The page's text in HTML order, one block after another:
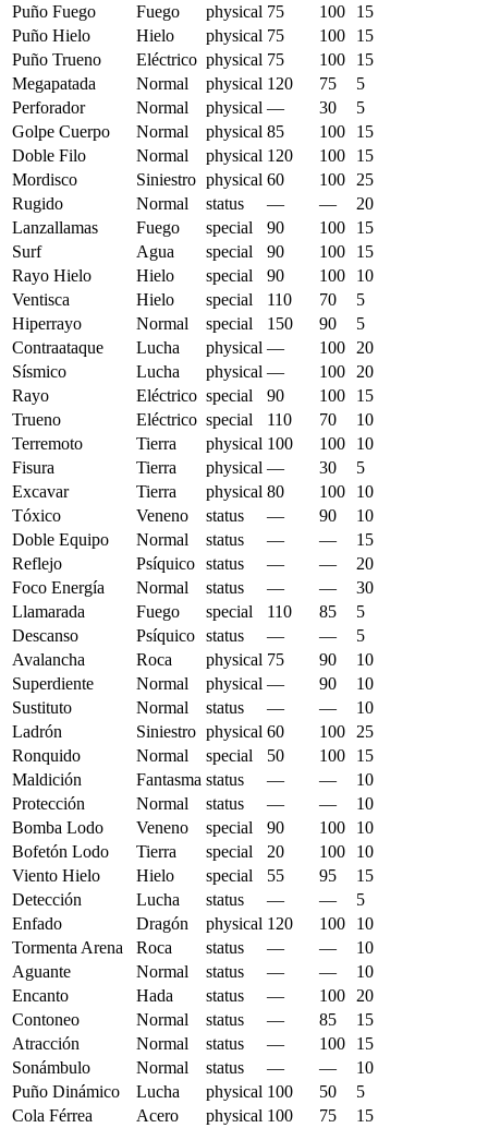
Puño Fuego
Fuego physical 75 100
15
Puño Hielo
Hielo physical 75 100
15
Puño Trueno
Eléctrico physical 75 100
15
Megapatada
Normal physical 120 75
5
Perforador
Normal physical — 30
5
Golpe Cuerpo
Normal physical 85 100
15
Doble Filo
Normal physical 120 100
15
Mordisco
Siniestro physical 60 100
25
Rugido
Normal status — —
20
Lanzallamas
Fuego special 90 100
15
Surf
Agua special 90 100
15
Rayo Hielo
Hielo special 90 100
10
Ventisca
Hielo special 110 70
5
Hiperrayo
Normal special 150 90
5
Contraataque
Lucha physical — 100
20
Sísmico
Lucha physical — 100
20
Rayo
Eléctrico special 90 100
15
Trueno
Eléctrico special 110 70
10
Terremoto
Tierra physical 100 100
10
Fisura
Tierra physical — 30
5
Excavar
Tierra physical 80 100
10
Tóxico
Veneno status — 90
10
Doble Equipo
Normal status — —
15
Reflejo
Psíquico status — —
20
Foco Energía
Normal status — —
30
Llamarada
Fuego special 110 85
5
Descanso
Psíquico status — —
5
Avalancha
Roca physical 75 90
10
Superdiente
Normal physical — 90
10
Sustituto
Normal status — —
10
Ladrón
Siniestro physical 60 100
25
Ronquido
Normal special 50 100
15
Maldición
Fantasma status — —
10
Protección
Normal status — —
10
Bomba Lodo
Veneno special 90 100
10
Bofetón Lodo
Tierra special 20 100
10
Viento Hielo
Hielo special 55 95
15
Detección
Lucha status — —
5
Enfado
Dragón physical 120 100
10
Tormenta Arena
Roca status — —
10
Aguante
Normal status — —
10
Encanto
Hada status — 100
20
Contoneo
Normal status — 85
15
Atracción
Normal status — 100
15
Sonámbulo
Normal status — —
10
Puño Dinámico
Lucha physical 100 50
5
Cola Férrea
Acero physical 100 75
15